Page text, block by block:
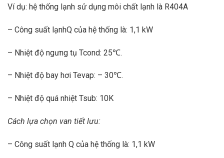
Ví dụ: hệ thống lạnh sử dụng môi chất lạnh là R404A
– Công suất lạnhQ của hệ thống là: 1,1 kW
– Nhiệt độ ngưng tụ Tcond: 25℃.
– Nhiệt độ bay hơi Tevap: – 30℃.
– Nhiệt độ quá nhiệt Tsub: 10K
Cách lựa chọn van tiết lưu:
– Công suất lạnh Q của hệ thống là: 1,1 kW